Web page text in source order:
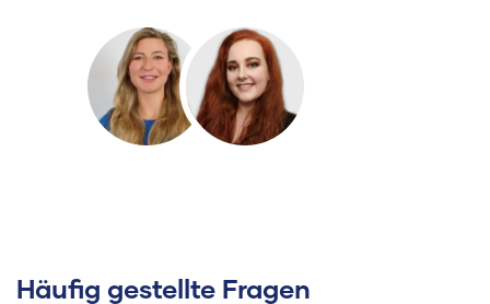
Häufig gestellte Fragen